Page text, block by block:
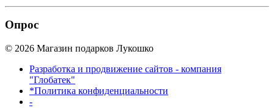
Опрос
© 2026 Магазин подарков Лукошко
Разработка и продвижение сайтов - компания
"Глобатек"
*Политика конфиденциальности
-